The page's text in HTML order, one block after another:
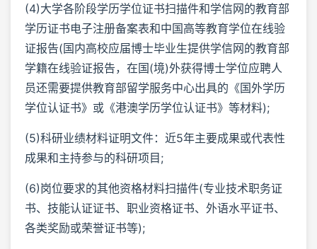
(4)大学各阶段学历学位证书扫描件和学信网的教育部
学历证书电子注册备案表和中国高等教育学位在线验
证报告(国内高校应届博士毕业生提供学信网的教育部
学籍在线验证报告，在国(境)外获得博士学位应聘人
员还需要提供教育部留学服务中心出具的《国外学历
学位认证书》或《港澳学历学位认证书》等材料);
(5)科研业绩材料证明文件：近5年主要成果或代表性
成果和主持参与的科研项目;
(6)岗位要求的其他资格材料扫描件(专业技术职务证
书、技能认证证书、职业资格证书、外语水平证书、
各类奖励或荣誉证书等);